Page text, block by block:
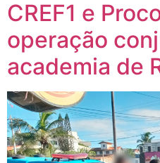
CREF1 e
operação
academia de